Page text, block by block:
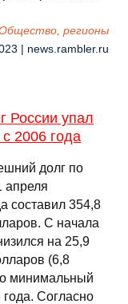
регионы
| news.rambler.ru
России упал
2006 года
долг по
апреля
составил 354,8
С начала
на 25,9
(6,8
минимальный
Согласно